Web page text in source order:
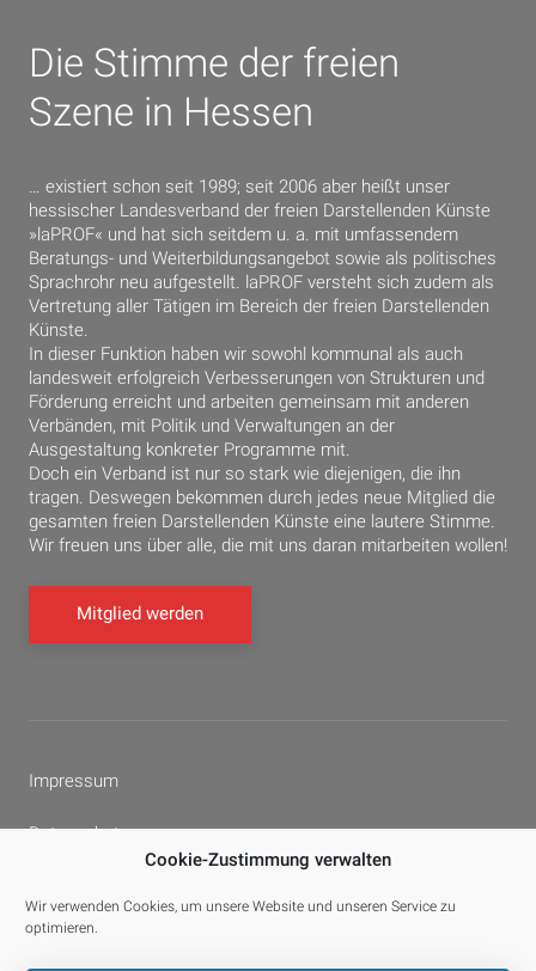
Cookie-Zustimmung verwalten
Wir verwenden Cookies, um unsere Website und unseren Service zu
optimieren.
Die Stimme der freien
Szene in Hessen
… existiert schon seit 1989; seit 2006 aber heißt unser
hessischer Landesverband der freien Darstellenden Künste
»laPROF« und hat sich seitdem u. a. mit umfassendem
Beratungs- und Weiterbildungsangebot sowie als politisches
Sprachrohr neu aufgestellt. laPROF versteht sich zudem als
Vertretung aller Tätigen im Bereich der freien Darstellenden
Künste.
In dieser Funktion haben wir sowohl kommunal als auch
landesweit erfolgreich Verbesserungen von Strukturen und
Förderung erreicht und arbeiten gemeinsam mit anderen
Verbänden, mit Politik und Verwaltungen an der
Ausgestaltung konkreter Programme mit.
Doch ein Verband ist nur so stark wie diejenigen, die ihn
tragen. Deswegen bekommen durch jedes neue Mitglied die
gesamten freien Darstellenden Künste eine lautere Stimme.
Wir freuen uns über alle, die mit uns daran mitarbeiten wollen!
Mitglied werden
Impressum
Datenschutz